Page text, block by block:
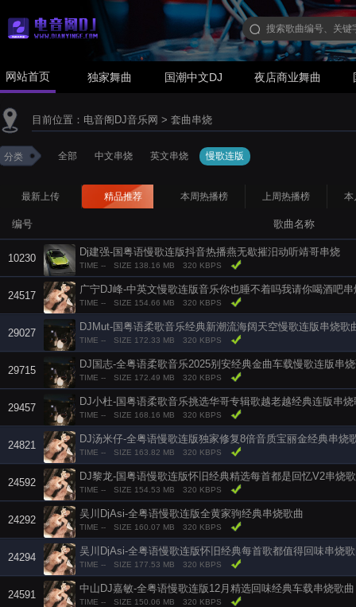
网站首页 独家舞曲 国潮中文DJ 夜店商业舞曲
目前位置： 电音阁DJ音乐网 > 套曲串烧
分类 全部 中文串烧 英文串烧 慢歌连版
最新上传 精品推荐 本周热播榜 上周热播榜 本
编号 歌曲名称
10230
Dj建强-国粤语慢歌连版抖音热播燕无歇摧汨动听靖哥串烧
TIME -- SIZE 138.16 MB 320 KBPS
24517
广宁DJ峰-中英文慢歌连版音乐你也睡不着吗我请你喝酒吧
TIME -- SIZE 154.66 MB 320 KBPS
29027
DJMut-国粤语柔歌音乐经典新潮流海阔天空慢歌连版串烧歌
TIME -- SIZE 172.33 MB 320 KBPS
29715
DJ国志-全粤语柔歌音乐2025别安经典金曲车载慢歌连版串
TIME -- SIZE 172.49 MB 320 KBPS
29457
DJ小杜-国粤语柔歌音乐挑选华哥专辑歌越老越经典连版串烧
TIME -- SIZE 168.16 MB 320 KBPS
24821
DJ汤米仔-全粤语慢歌连版独家修复8倍音质宝丽金经典串烧
TIME -- SIZE 163.82 MB 320 KBPS
24592
DJ黎龙-国粤语慢歌连版怀旧经典精选每首都是回忆V2串烧
TIME -- SIZE 154.53 MB 320 KBPS
24292
吴川DjAsi-全粤语慢歌连版全黄家驹经典串烧歌曲
TIME -- SIZE 160.07 MB 320 KBPS
24294
吴川DjAsi-全粤语慢歌连版怀旧经典每首歌都值得回味串烧
TIME -- SIZE 177.53 MB 320 KBPS
24591
中山DJ嘉敏-全粤语慢歌连版12月精选回味经典车载串烧歌曲
TIME -- SIZE 150.06 MB 320 KBPS